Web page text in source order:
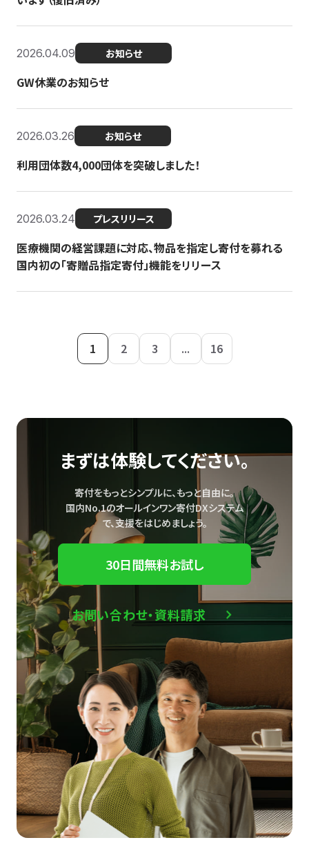
2026.04.09 お知らせ
GW休業のお知らせ
2026.03.26 お知らせ
利用団体数4,000団体を突破しました！
2026.03.24 プレスリリース
医療機関の経営課題に対応、物品を指定し寄付を募れる
国内初の「寄贈品指定寄付」機能をリリース
1 2 3 ... 16
まずは体験してください。
寄付をもっとシンプルに、もっと自由に。
国内No.1のオールインワン寄付DXシステム
で、支援をはじめましょう。
30日間無料お試し
お問い合わせ・資料請求